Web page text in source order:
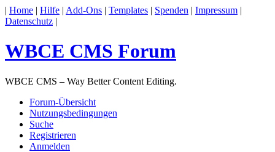
| Home | Hilfe | Add-Ons | Templates | Spenden | Impressum |
Datenschutz |
WBCE CMS Forum
WBCE CMS – Way Better Content Editing.
Forum-Übersicht
Nutzungsbedingungen
Suche
Registrieren
Anmelden